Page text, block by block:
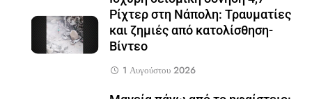
Ρίχτερ στη Νάπολη: Τραυματίες
και ζημιές από κατολίσθηση-
Βίντεο
1 Αυγούστου 2026